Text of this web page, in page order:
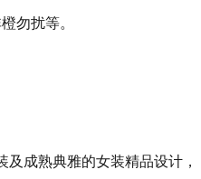
勿扰等。
成熟典雅的女装精品设计，